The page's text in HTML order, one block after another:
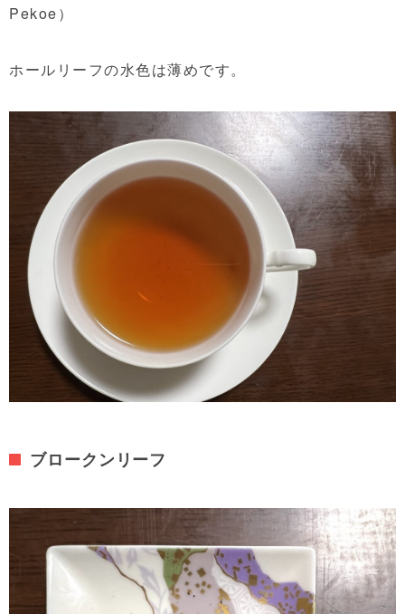
Pekoe）
ホールリーフの水色は薄めです。
ブロークンリーフ